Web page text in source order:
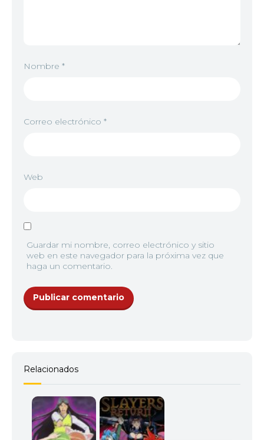
Nombre *
Correo electrónico *
Web
Guardar mi nombre, correo electrónico y sitio
web en este navegador para la próxima vez que
haga un comentario.
Relacionados